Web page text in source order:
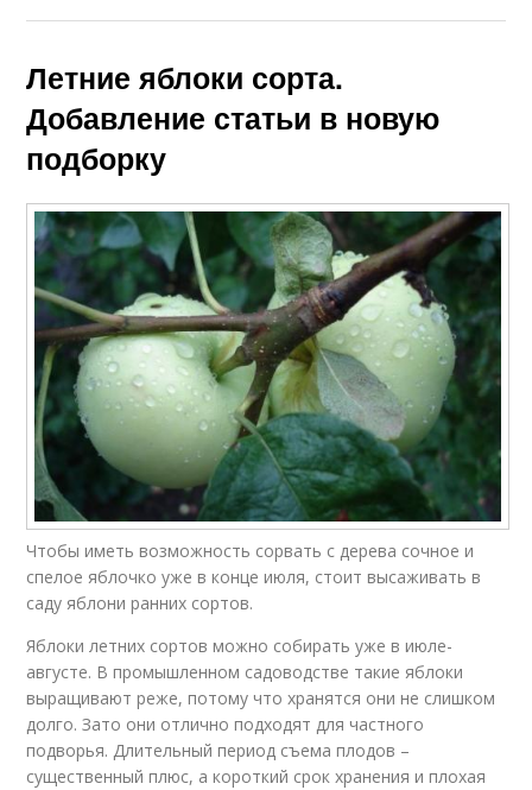
Летние яблоки сорта.
Добавление статьи в новую
подборку
Чтобы иметь возможность сорвать с дерева сочное и
спелое яблочко уже в конце июля, стоит высаживать в
саду яблони ранних сортов.
Яблоки летних сортов можно собирать уже в июле-
августе. В промышленном садоводстве такие яблоки
выращивают реже, потому что хранятся они не слишком
долго. Зато они отлично подходят для частного
подворья. Длительный период съема плодов –
существенный плюс, а короткий срок хранения и плохая